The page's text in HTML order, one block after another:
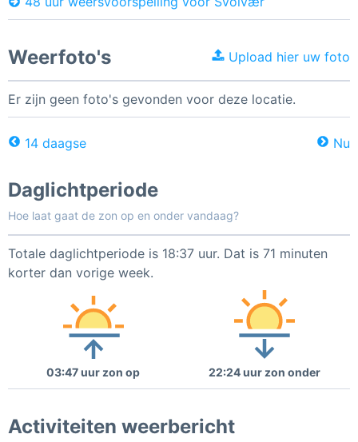
Weerfoto's Upload hier uw foto
Er zijn geen foto's gevonden voor deze locatie.
14 daagse Nu
Daglichtperiode
Hoe laat gaat de zon op en onder vandaag?
Totale daglichtperiode is 18:37 uur. Dat is 71 minuten
korter dan vorige week.
03:47 uur zon op 22:24 uur zon onder
Activiteiten weerbericht